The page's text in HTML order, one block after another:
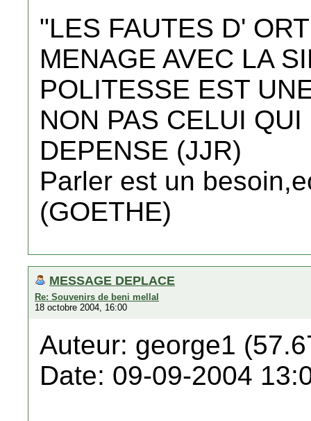
"LES FAUTES D'
MENAGE AVEC LA
POLITESSE EST
NON PAS CELUI
DEPENSE (JJR)
Parler est un
(GOETHE)
MESSAGE DEPLACE
Re: Souvenirs de beni mellal
18 octobre 2004, 16:00
Auteur: george1
Date: 09-09-2004